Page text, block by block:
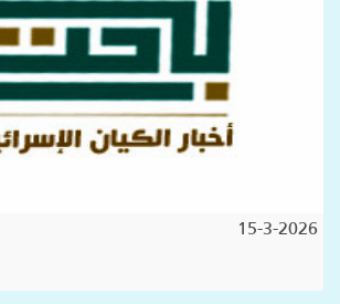
15-3-2026